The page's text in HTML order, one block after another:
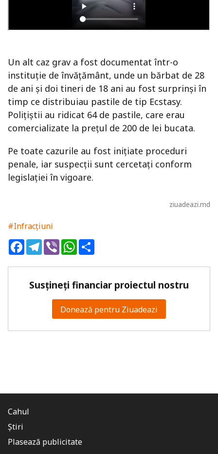
Un alt caz grav a fost documentat într-o
instituție de învățământ, unde un bărbat de 28
de ani și doi tineri de 18 ani au fost surprinși în
timp ce distribuiau pastile de tip Ecstasy.
Polițiștii au ridicat 64 de pastile, care erau
comercializate la prețul de 200 de lei bucata.
Pe toate cazurile au fost inițiate proceduri
penale, iar suspecții sunt cercetați conform
legislației în vigoare.
ziuadeazi.md
#Infracțiuni
FacebookTelegram
ViberWhatsApp
Susțineți financiar proiectul nostru
Donează pentru Ziuadeazi
Cahul
Știri
Plasează publicitate